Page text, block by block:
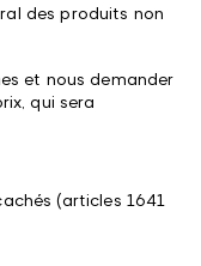
des produits non
et nous demander
qui sera
(articles 1641